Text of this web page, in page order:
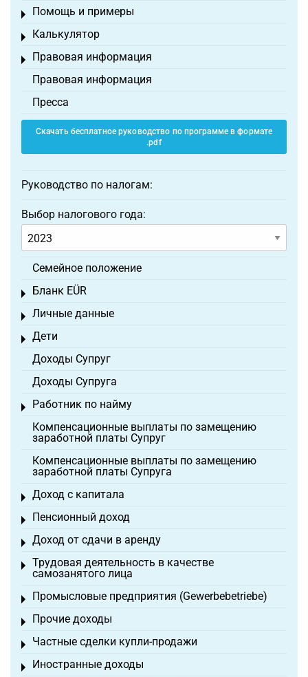
Помощь и примеры
Toggle menu
Калькулятор
Toggle menu
Правовая информация
Toggle menu
Правовая информация
Пресса
Скачать бесплатное руководство по программе в формате
.pdf
Руководство по налогам:
Выбор налогового года:
Семейное положение
Бланк EÜR
Toggle menu
Личные данные
Toggle menu
Дети
Toggle menu
Доходы Супруг
Доходы Супруга
Работник по найму
Toggle menu
Компенсационные выплаты по замещению
заработной платы Супруг
Компенсационные выплаты по замещению
заработной платы Супруга
Доход с капитала
Toggle menu
Пенсионный доход
Toggle menu
Доход от сдачи в аренду
Toggle menu
Трудовая деятельность в качестве
самозанятого лица
Toggle menu
Промысловые предприятия (Gewerbebetriebe)
Toggle menu
Прочие доходы
Toggle menu
Частные сделки купли-продажи
Toggle menu
Иностранные доходы
Toggle menu